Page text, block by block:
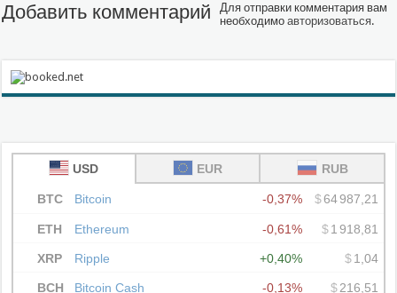
Добавить комментарий
Для отправки комментария вам
необходимоавторизоваться.